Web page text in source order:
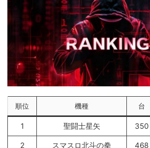
順位 機種 台
1 聖闘士星矢 350
2 スマスロ北斗の拳 468